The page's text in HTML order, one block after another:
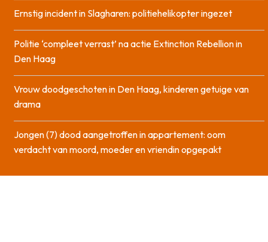
Ernstig incident in Slagharen: politiehelikopter ingezet
Politie ‘compleet verrast’ na actie Extinction Rebellion in
Den Haag
Vrouw doodgeschoten in Den Haag, kinderen getuige van
drama
Jongen (7) dood aangetroffen in appartement: oom
verdacht van moord, moeder en vriendin opgepakt